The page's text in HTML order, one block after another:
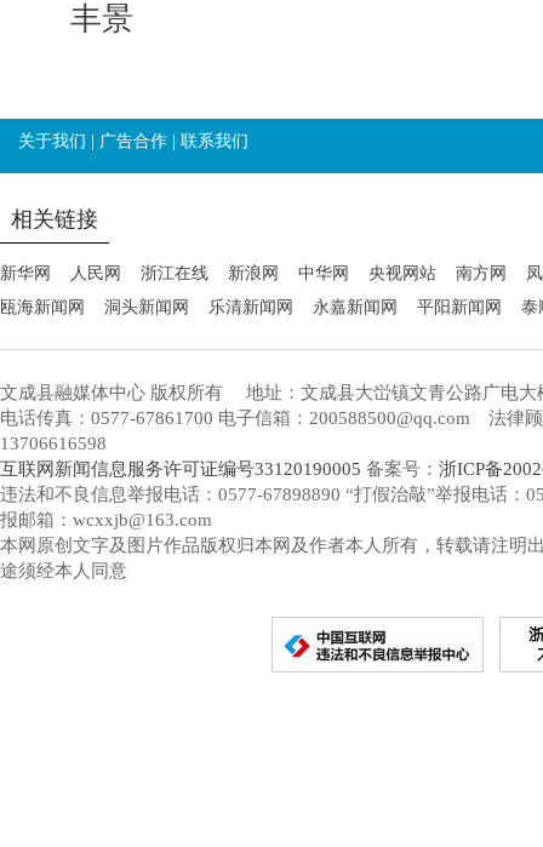
丰景
关于我们 广告合作 联系我们
相关链接
新华网 人民网 浙江在线 新浪网 中华网 央视网站 南方网
瓯海新闻网
洞头新闻网 乐清新闻网 永嘉新闻网 平阳新闻网 泰
文成县融媒体中心 版权所有
地址：文成县大峃镇文青公路广电大
电话传真：0577-67861700 电子信箱：200588500@qq.com 法律
13706616598
互联网新闻信息服务许可证编号33120190005 备案号： 浙ICP备
违法和不良信息举报电话：0577-67898890 “打假治敲”举报电话：
报邮箱：wcxxjb@163.com
本网原创文字及图片作品版权归本网及作者本人所有，转载请注明
途须经本人同意